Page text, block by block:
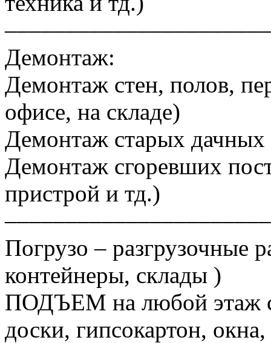
Демонтаж:
Демонтаж стен, полов,
офисе, на складе)
Демонтаж старых
Демонтаж сгоревших
пристрой и тд.)
Погрузо – разгрузочные
контейнеры, склады )
ПОДЪЕМ на любой этаж
доски, гипсокартон,